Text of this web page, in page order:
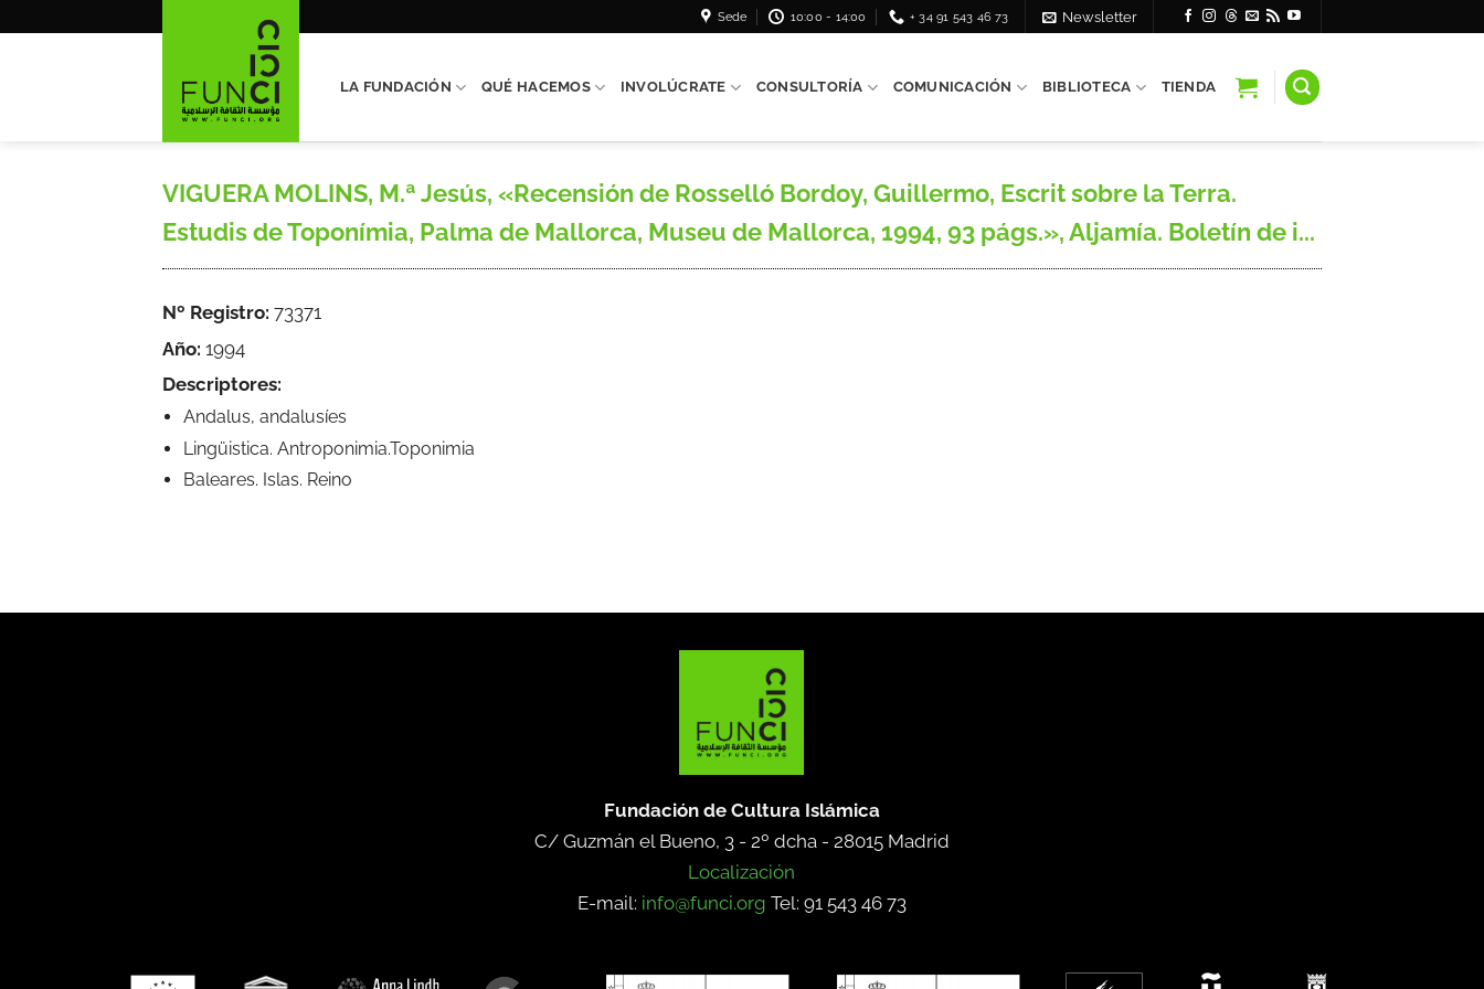
Sede 10:00 - 14:00 + 34 91 543 46 73 Newsletter
LA FUNDACIÓN QUÉ HACEMOS INVOLÚCRATE CONSULTORÍA COMUNICACIÓN BIBLIOTECA TIENDA
VIGUERA MOLINS, M.ª Jesús, «Recensión de Rosselló Bordoy, Guillermo, Escrit sobre la Terra.
Estudis de Toponímia, Palma de Mallorca, Museu de Mallorca, 1994, 93 págs.», Aljamía. Boletín de i...
Nº Registro: 73371
Año: 1994
Descriptores:
Andalus, andalusíes
Lingüistica. Antroponimia.Toponimia
Baleares. Islas. Reino
Fundación de Cultura Islámica
C/ Guzmán el Bueno, 3 - 2º dcha - 28015 Madrid
Localización
E-mail: info@funci.org Tel: 91 543 46 73